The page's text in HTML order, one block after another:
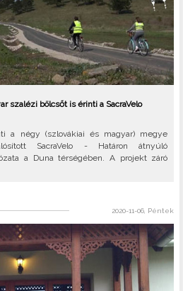
szalézi bölcsőt is érinti a SacraVelo
a négy (szlovákiai és magyar) megye
SacraVelo - Határon átnyúló
a Duna térségében. A projekt záró
2020-11-06, Péntek